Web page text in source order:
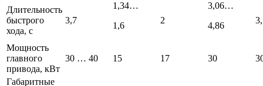
Длительность
быстрого
хода, с
3,7
1,34…
1,6
2
3,06…
4,86
Мощность
главного
привода, кВт
30 … 40 15 17 30
Габаритные